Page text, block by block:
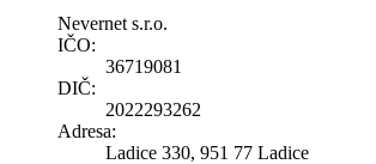
Nevernet s.r.o.
IČO:
36719081
DIČ:
2022293262
Adresa:
Ladice 330, 951 77 Ladice